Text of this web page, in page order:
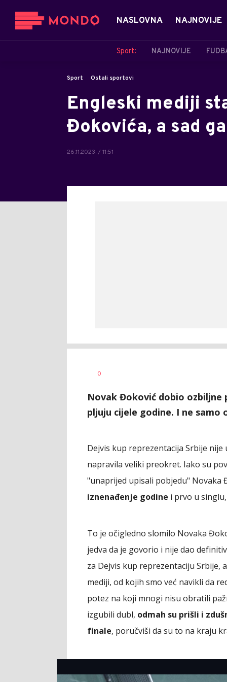
NASLOVNA NAJNOVIJE
Sport: NAJNOVIJE
Sport Ostali sportovi
Engleski mediji
Đokovića, a sad
26.11.2023. / 11:51
AUTOR
0
Novak Đoković dobio
pljuju cijele godine. I ne samo
Dejvis kup reprezentacija Srbije
napravila veliki preokret. Iako su
"unaprijed upisali pobjedu" Novaka
iznenađenje godine i prvo u
To je očigledno slomilo Novaka
jedva da je govorio i nije dao
za Dejvis kup reprezentaciju Srbije,
mediji, od kojih smo već navikli da
potez na koji mnogi nisu obratili
izgubili dubl, odmah su prišli i
finale, poručviši da su to na kraju